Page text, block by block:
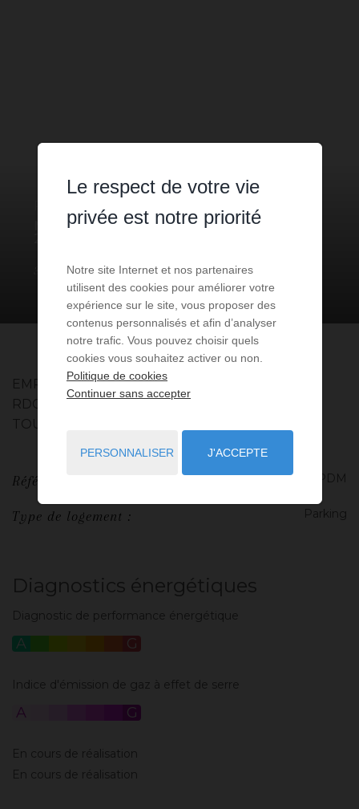
PARKING
MONACO - 98000 / RÉF: VMC-
390 000 €
EMPLACEMENT DE PARKING FERME AU
RDC
TOUT TYPE DE VOITURES
Référence : VMC-2026-PDM
Type de logement : Parking
Diagnostics énergétiques
Diagnostic de performance énergétique
A G
Indice d'émission de gaz à effet de serre
A G
En cours de réalisation
En cours de réalisation
Le respect de votre vie
privée est notre priorité
Notre site Internet et nos partenaires
utilisent des cookies pour améliorer votre
expérience sur le site, vous proposer des
contenus personnalisés et afin d’analyser
notre trafic. Vous pouvez choisir quels
cookies vous souhaitez activer ou non.
Politique de cookies
Continuer sans accepter
PERSONNALISER J'ACCEPTE